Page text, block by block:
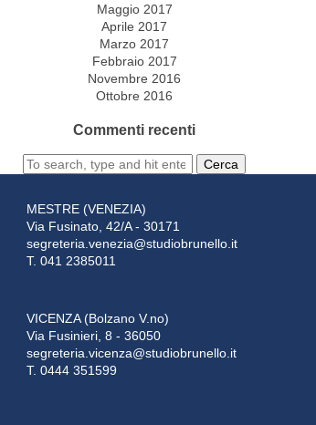
Maggio 2017
Aprile 2017
Marzo 2017
Febbraio 2017
Novembre 2016
Ottobre 2016
Commenti recenti
Cerca
MESTRE (VENEZIA)
Via Fusinato, 42/A - 30171
segreteria.venezia@studiobrunello.it
T. 041 2385011
VICENZA (Bolzano V.no)
Via Fusinieri, 8 - 36050
segreteria.vicenza@studiobrunello.it
T. 0444 351599